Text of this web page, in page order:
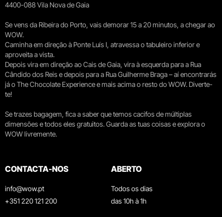
4400-088 Vila Nova de Gaia
Se vens da Ribeira do Porto, vais demorar 15 a 20 minutos, a chegar ao
WOW.
Caminha em direção à Ponte Luís I, atravessa o tabuleiro inferior e
aproveita a vista.
Depois vira em direção ao Cais de Gaia, vira à esquerda para a Rua
Cândido dos Reis e depois para a Rua Guilherme Braga – aí encontrarás
já o The Chocolate Experience e mais acima o resto do WOW. Diverte-
te!
Se trazes bagagem, fica a saber que temos cacifos de múltiplas
dimensões e todos eles gratuitos. Guarda as tuas coisas e explora o
WOW livremente.
CONTACTA-NOS
info@wow.pt
+351 220 121 200
ABERTO
Todos os dias
das 10h à 1h